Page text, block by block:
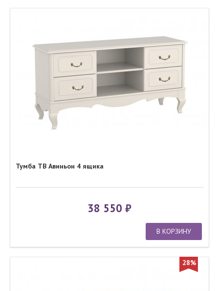
Тумба ТВ Авиньон 4 ящика
38 550
В КОРЗИНУ
28%